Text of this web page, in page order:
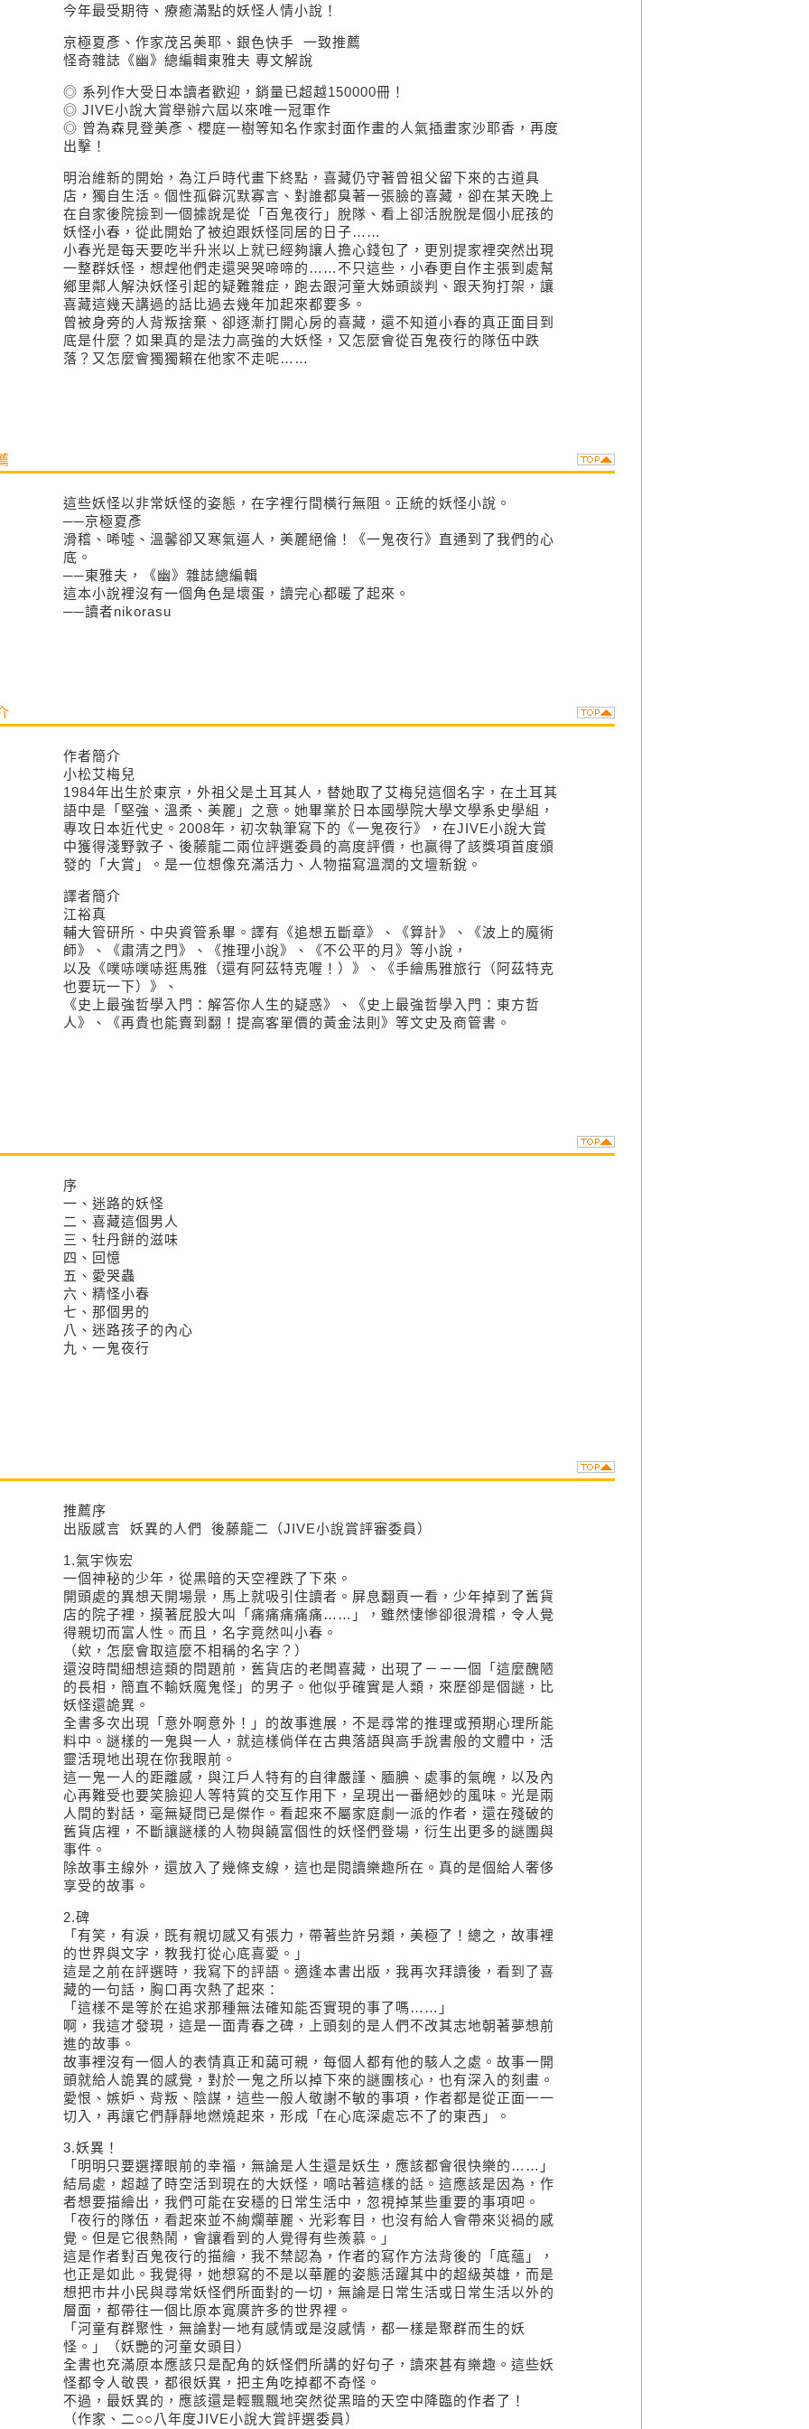
今年最受期待、療癒滿點的妖怪人情小說！
京極夏彥、作家茂呂美耶、銀色快手 一致推薦
怪奇雜誌《幽》總編輯東雅夫 專文解說
◎ 系列作大受日本讀者歡迎，銷量已超越150000冊！
◎ JIVE小說大賞舉辦六屆以來唯一冠軍作
◎ 曾為森見登美彥、櫻庭一樹等知名作家封面作畫的人氣插畫家沙耶香，再度
出擊！
明治維新的開始，為江戶時代畫下終點，喜藏仍守著曾祖父留下來的古道具
店，獨自生活。個性孤僻沉默寡言、對誰都臭著一張臉的喜藏，卻在某天晚上
在自家後院撿到一個據說是從「百鬼夜行」脫隊、看上卻活脫脫是個小屁孩的
妖怪小春，從此開始了被迫跟妖怪同居的日子……
小春光是每天要吃半升米以上就已經夠讓人擔心錢包了，更別提家裡突然出現
一整群妖怪，想趕他們走還哭哭啼啼的……不只這些，小春更自作主張到處幫
鄉里鄰人解決妖怪引起的疑難雜症，跑去跟河童大姊頭談判、跟天狗打架，讓
喜藏這幾天講過的話比過去幾年加起來都要多。
曾被身旁的人背叛捨棄、卻逐漸打開心房的喜藏，還不知道小春的真正面目到
底是什麼？如果真的是法力高強的大妖怪，又怎麼會從百鬼夜行的隊伍中跌
落？又怎麼會獨獨賴在他家不走呢……
這些妖怪以非常妖怪的姿態，在字裡行間橫行無阻。正統的妖怪小說。
──京極夏彥
滑稽、唏噓、溫馨卻又寒氣逼人，美麗絕倫！《一鬼夜行》直通到了我們的心
底。
──東雅夫，《幽》雜誌總編輯
這本小說裡沒有一個角色是壞蛋，讀完心都暖了起來。
──讀者nikorasu
作者簡介
小松艾梅兒
1984年出生於東京，外祖父是土耳其人，替她取了艾梅兒這個名字，在土耳其
語中是「堅強、溫柔、美麗」之意。她畢業於日本國學院大學文學系史學組，
專攻日本近代史。2008年，初次執筆寫下的《一鬼夜行》，在JIVE小說大賞
中獲得淺野敦子、後藤龍二兩位評選委員的高度評價，也贏得了該獎項首度頒
發的「大賞」。是一位想像充滿活力、人物描寫溫潤的文壇新銳。
譯者簡介
江裕真
輔大管研所、中央資管系畢。譯有《追想五斷章》、《算計》、《波上的魔術
師》、《肅清之門》、《推理小說》、《不公平的月》等小說，
以及《噗哧噗哧逛馬雅（還有阿茲特克喔！）》、《手繪馬雅旅行（阿茲特克
也要玩一下）》、
《史上最強哲學入門：解答你人生的疑惑》、《史上最強哲學入門：東方哲
人》、《再貴也能賣到翻！提高客單價的黃金法則》等文史及商管書。
序
一、迷路的妖怪
二、喜藏這個男人
三、牡丹餅的滋味
四、回憶
五、愛哭蟲
六、精怪小春
七、那個男的
八、迷路孩子的內心
九、一鬼夜行
推薦序
出版感言 妖異的人們 後藤龍二（JIVE小說賞評審委員）
1.氣宇恢宏
一個神秘的少年，從黑暗的天空裡跌了下來。
開頭處的異想天開場景，馬上就吸引住讀者。屏息翻頁一看，少年掉到了舊貨
店的院子裡，摸著屁股大叫「痛痛痛痛痛……」，雖然悽慘卻很滑稽，令人覺
得親切而富人性。而且，名字竟然叫小春。
（欸，怎麼會取這麼不相稱的名字？）
還沒時間細想這類的問題前，舊貨店的老闆喜藏，出現了－－一個「這麼醜陋
的長相，簡直不輸妖魔鬼怪」的男子。他似乎確實是人類，來歷卻是個謎，比
妖怪還詭異。
全書多次出現「意外啊意外！」的故事進展，不是尋常的推理或預期心理所能
料中。謎樣的一鬼與一人，就這樣倘佯在古典落語與高手說書般的文體中，活
靈活現地出現在你我眼前。
這一鬼一人的距離感，與江戶人特有的自律嚴謹、腼腆、處事的氣魄，以及內
心再難受也要笑臉迎人等特質的交互作用下，呈現出一番絕妙的風味。光是兩
人間的對話，毫無疑問已是傑作。看起來不屬家庭劇一派的作者，還在殘破的
舊貨店裡，不斷讓謎樣的人物與饒富個性的妖怪們登場，衍生出更多的謎團與
事件。
除故事主線外，還放入了幾條支線，這也是閱讀樂趣所在。真的是個給人奢侈
享受的故事。
2.碑
「有笑，有淚，既有親切感又有張力，帶著些許另類，美極了！總之，故事裡
的世界與文字，教我打從心底喜愛。」
這是之前在評選時，我寫下的評語。適逢本書出版，我再次拜讀後，看到了喜
藏的一句話，胸口再次熱了起來：
「這樣不是等於在追求那種無法確知能否實現的事了嗎……」
啊，我這才發現，這是一面青春之碑，上頭刻的是人們不改其志地朝著夢想前
進的故事。
故事裡沒有一個人的表情真正和藹可親，每個人都有他的駭人之處。故事一開
頭就給人詭異的感覺，對於一鬼之所以掉下來的謎團核心，也有深入的刻畫。
愛恨、嫉妒、背叛、陰謀，這些一般人敬謝不敏的事項，作者都是從正面一一
切入，再讓它們靜靜地燃燒起來，形成「在心底深處忘不了的東西」。
3.妖異！
「明明只要選擇眼前的幸福，無論是人生還是妖生，應該都會很快樂的……」
結局處，超越了時空活到現在的大妖怪，嘀咕著這樣的話。這應該是因為，作
者想要描繪出，我們可能在安穩的日常生活中，忽視掉某些重要的事項吧。
「夜行的隊伍，看起來並不絢爛華麗、光彩奪目，也沒有給人會帶來災禍的感
覺。但是它很熱鬧，會讓看到的人覺得有些羨慕。」
這是作者對百鬼夜行的描繪，我不禁認為，作者的寫作方法背後的「底蘊」，
也正是如此。我覺得，她想寫的不是以華麗的姿態活躍其中的超級英雄，而是
想把市井小民與尋常妖怪們所面對的一切，無論是日常生活或日常生活以外的
層面，都帶往一個比原本寬廣許多的世界裡。
「河童有群聚性，無論對一地有感情或是沒感情，都一樣是聚群而生的妖
怪。」（妖艷的河童女頭目）
全書也充滿原本應該只是配角的妖怪們所講的好句子，讀來甚有樂趣。這些妖
怪都令人敬畏，都很妖異，把主角吃掉都不奇怪。
不過，最妖異的，應該還是輕飄飄地突然從黑暗的天空中降臨的作者了！
（作家、二○○八年度JIVE小說大賞評選委員）